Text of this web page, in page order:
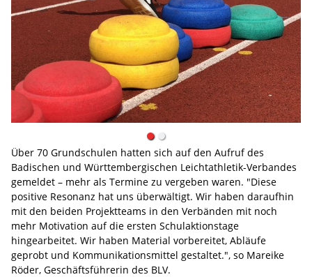
Über 70 Grundschulen hatten sich auf den Aufruf des
Badischen und Württembergischen Leichtathletik-Verbandes
gemeldet – mehr als Termine zu vergeben waren. "Diese
positive Resonanz hat uns überwältigt. Wir haben daraufhin
mit den beiden Projektteams in den Verbänden mit noch
mehr Motivation auf die ersten Schulaktionstage
hingearbeitet. Wir haben Material vorbereitet, Abläufe
geprobt und Kommunikationsmittel gestaltet.", so Mareike
Röder, Geschäftsführerin des BLV.